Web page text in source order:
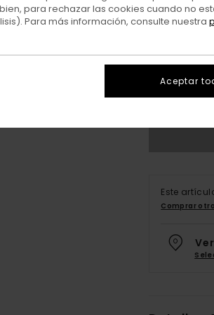
Este
Comprar
para rechazar las cookies cuando no
Para más información, consulte nuestra
Aceptar